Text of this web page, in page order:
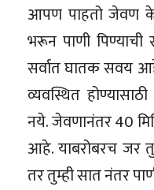
आपण पाहतो जेवण
भरून पाणी
सर्वात घातक सवय
व्यवस्थित
नये. जेवणानंतर 40
आहे. याबरोबरच जर
तर तुम्ही सात नंतर